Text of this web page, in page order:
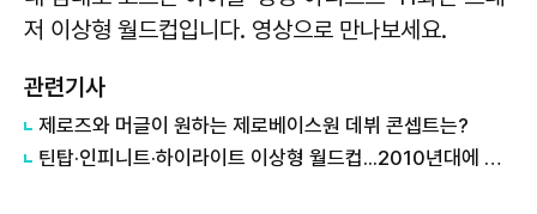
저 이상형 월드컵입니다. 영상으로 만나보세요.
관련기사
제로즈와 머글이 원하는 제로베이스원 데뷔 콘셉트는?
틴탑·인피니트·하이라이트 이상형 월드컵...2010년대에 학창 시절을 보낸 두 사람의 선택은?